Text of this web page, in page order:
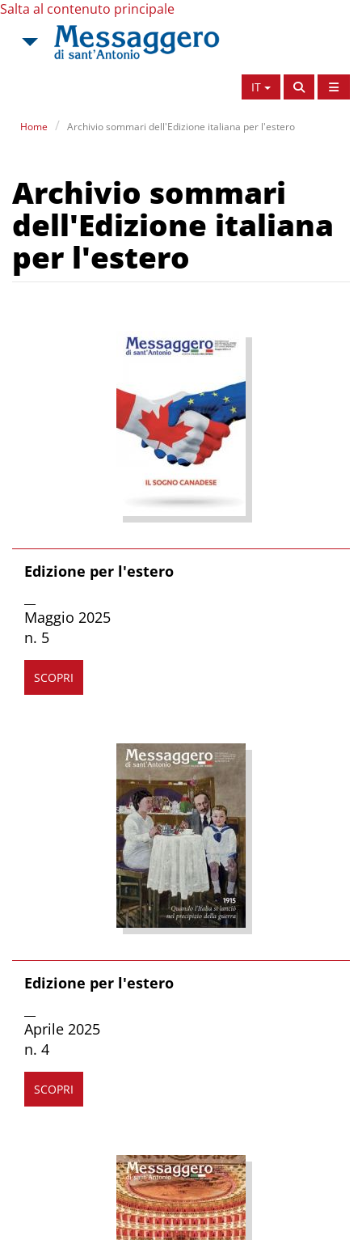
Salta al contenuto principale
IT
Home Archivio sommari dell'Edizione italiana per l'estero
Archivio sommari
dell'Edizione italiana
per l'estero
Edizione per l'estero
Maggio 2025
n. 5
SCOPRI
Edizione per l'estero
Aprile 2025
n. 4
SCOPRI